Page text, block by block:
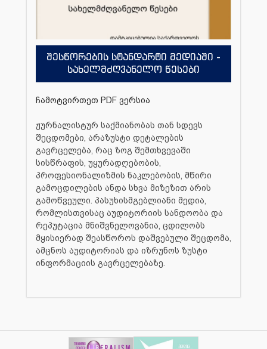
შესწორების სტანდარტი მედიაში -
სახელმძღვანელო წესები
ჩამოტვირთეთ PDF ვერსია
ჟურნალისტურ საქმიანობას თან სდევს
შეცდომები, არაზუსტი დეტალების
გავრცელება, რაც ზოგ შემთხვევაში
სისწრაფის, უყურადღებობის,
პროფესიონალიზმის ნაკლებობის, მწირი
გამოცდილების ანდა სხვა მიზეზით არის
გამოწვეული. პასუხისმგებლიანი მედია,
რომლისთვისაც აუდიტორიის სანდოობა და
რეპუტაცია მნიშვნელოვანია, ცდილობს
მყისიერად შეასწოროს დაშვებული შეცდომა,
ამცნოს აუდიტორიას და იზრუნოს ზუსტი
ინფორმაციის გავრცელებაზე.